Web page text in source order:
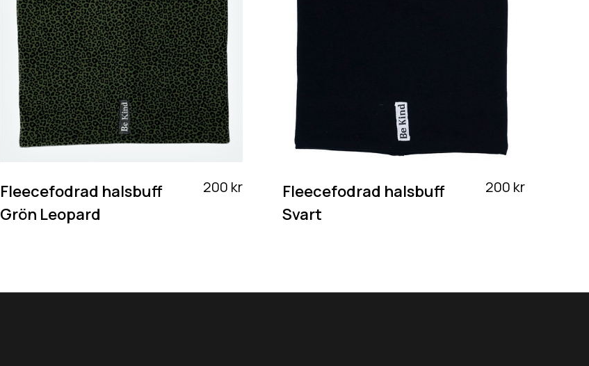
Fleecefodrad halsbuff
Grön Leopard
200 kr
Fleecefodrad halsbuff
Svart
200 kr